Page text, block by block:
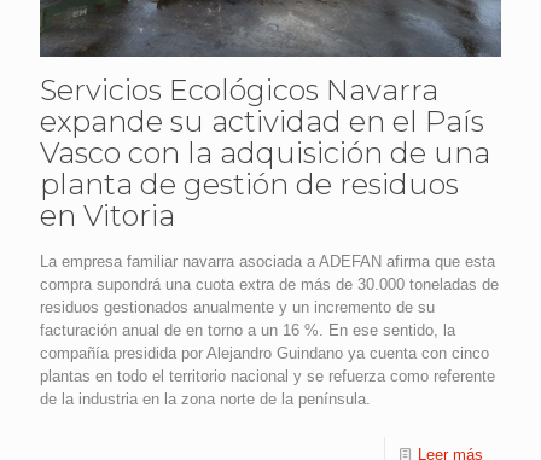
Servicios Ecológicos Navarra
expande su actividad en el País
Vasco con la adquisición de una
planta de gestión de residuos
en Vitoria
La empresa familiar navarra asociada a ADEFAN afirma que esta
compra supondrá una cuota extra de más de 30.000 toneladas de
residuos gestionados anualmente y un incremento de su
facturación anual de en torno a un 16 %. En ese sentido, la
compañía presidida por Alejandro Guindano ya cuenta con cinco
plantas en todo el territorio nacional y se refuerza como referente
de la industria en la zona norte de la península.
Leer más